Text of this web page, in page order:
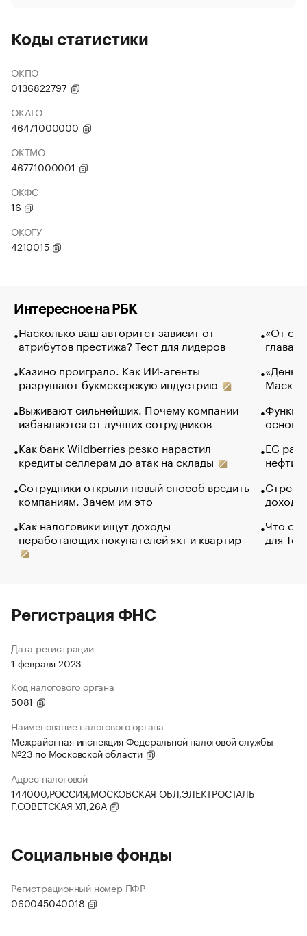
Коды статистики
ОКПО
0136822797
ОКАТО
46471000000
ОКТМО
46771000001
ОКФС
16
ОКОГУ
4210015
Интересное на РБК
Насколько ваш авторитет зависит от
атрибутов престижа? Тест для лидеров
Казино проиграло. Как ИИ-агенты
разрушают букмекерскую индустрию
Выживают сильнейших. Почему компании
избавляются от лучших сотрудников
Как банк Wildberries резко нарастил
кредиты селлерам до атак на склады
Сотрудники открыли новый способ вредить
компаниям. Зачем им это
Как налоговики ищут доходы
неработающих покупателей яхт и квартир
«От
глава
Маск в
основ
ЕС
нефти
Что
для
Регистрация ФНС
Дата регистрации
1 февраля 2023
Код налогового органа
5081
Наименование налогового органа
Межрайонная инспекция Федеральной налоговой службы
№23 по Московской области
Адрес налоговой
144000,РОССИЯ,МОСКОВСКАЯ ОБЛ,ЭЛЕКТРОСТАЛЬ
Г,СОВЕТСКАЯ УЛ,26А
Социальные фонды
Регистрационный номер ПФР
060045040018